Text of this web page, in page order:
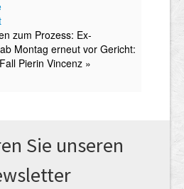
Sie unseren